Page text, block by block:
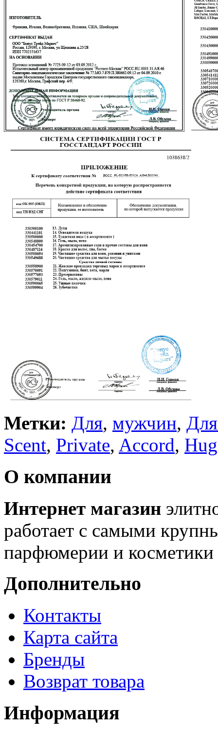
Метки: Для, мужчин,
Scent, Private, Accord,
О компании
Интернет магазин
работает с самыми
парфюмерии и
Дополнительно
Контакты
Карта сайта
Бренды
Возврат товара
Информация